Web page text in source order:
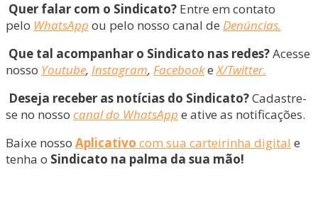
Quer falar com o Sindicato? Entre em contato
pelo WhatsApp ou pelo nosso canal de Denúncias.
Que tal acompanhar o Sindicato nas redes?Acesse
nosso Youtube, Instagram, FacebookeX/Twitter.
Deseja receber as notícias do Sindicato?Cadastre-
se no nosso canal do WhatsApp e ative as notificações.
Baixe nosso Aplicativo com sua carteirinha digital e
tenha o Sindicato na palma da sua mão!